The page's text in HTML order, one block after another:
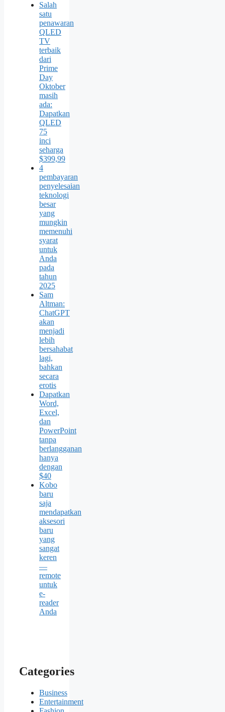
Salah
satu
penawaran
QLED
TV
terbaik
dari
Prime
Day
Oktober
masih
ada:
Dapatkan
QLED
75
inci
seharga
$399,99
4
pembayaran
penyelesaian
teknologi
besar
yang
mungkin
memenuhi
syarat
untuk
Anda
pada
tahun
2025
Sam
Altman:
ChatGPT
akan
menjadi
lebih
bersahabat
lagi,
bahkan
secara
erotis
Dapatkan
Word,
Excel,
dan
PowerPoint
tanpa
berlangganan
hanya
dengan
$40
Kobo
baru
saja
mendapatkan
aksesori
baru
yang
sangat
keren
—
remote
untuk
e-
reader
Anda
Categories
Business
Entertainment